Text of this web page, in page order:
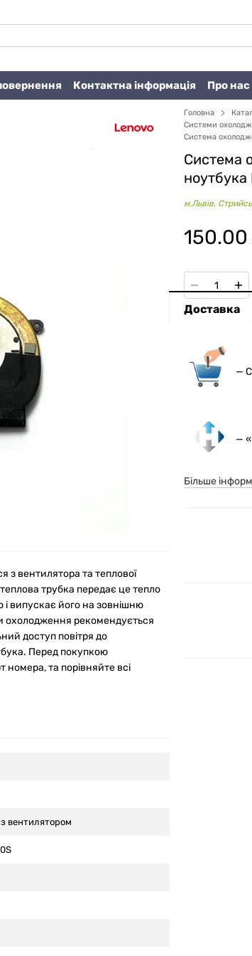
Контактна інформація Про нас
з вентилятора та теплової
трубка передає це тепло
і випускає його на зовнішню
охолодження рекомендується
доступ повітря до
Перед покупкою
номера, та порівняйте всі
вентилятором
Головна
Системи
Система
Система
м.Львів,
150.00
Доставка
— С
—
Більше